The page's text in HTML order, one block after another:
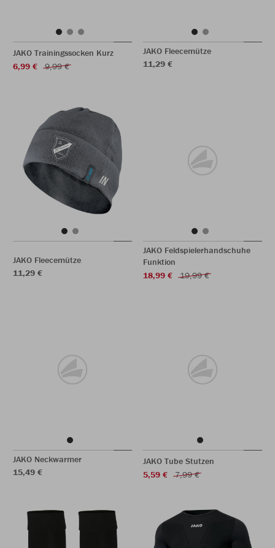
JAKO Trainingssocken Kurz
6,99 €
9,99 €
JAKO Fleecemütze
11,29 €
JAKO Fleecemütze
11,29 €
JAKO Feldspielerhandschuhe
Funktion
18,99 €
19,99 €
JAKO Neckwarmer
15,49 €
JAKO Tube Stutzen
5,59 €
7,99 €